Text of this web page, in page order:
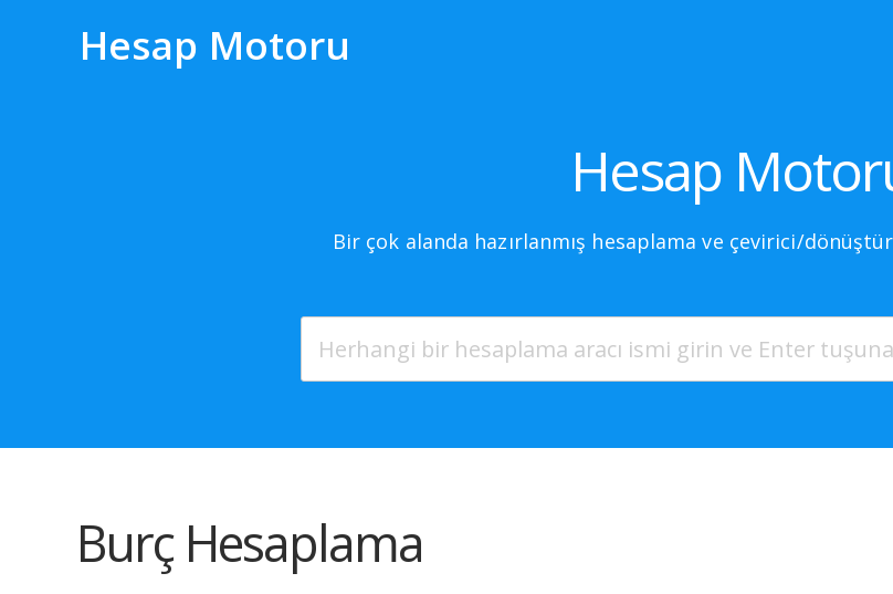
Hesap Motoru
Hesap
Bir çok alanda hazırlanmış hesaplama ve çevirici/
Burç Hesaplama
Subscribe
Twitter